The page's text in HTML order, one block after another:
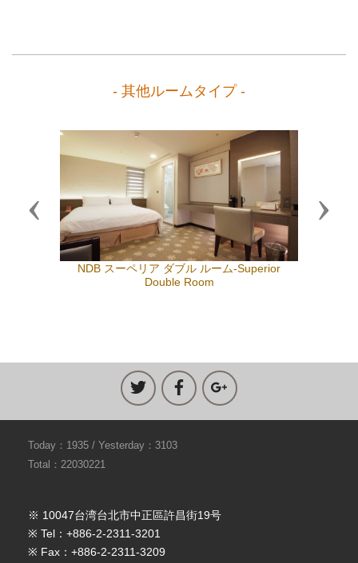
- 其他ルームタイプ -
NDB スーペリア ダブル ルーム-Superior
Double Room
Previous Next
Today：1935 / Yesterday：3103
Total：22030221
※ 10047台湾台北市中正區許昌街19号
※ Tel：+886-2-2311-3201
※ Fax：+886-2-2311-3209